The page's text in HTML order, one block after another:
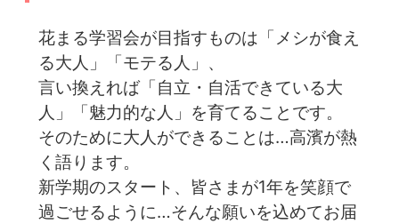
花まる学習会が目指すものは「メシが食え
る大人」「モテる人」、
言い換えれば「自立・自活できている大
人」「魅力的な人」を育てることです。
そのために大人ができることは…高濱が熱
く語ります。
新学期のスタート、皆さまが1年を笑顔で
過ごせるように…そんな願いを込めてお届